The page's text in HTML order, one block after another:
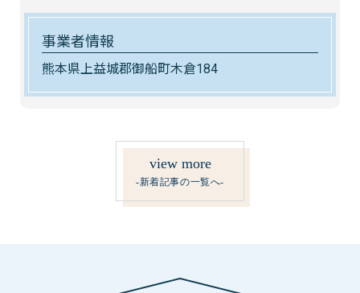
事業者情報
熊本県上益城郡御船町木倉184
view more
-新着記事の一覧へ-